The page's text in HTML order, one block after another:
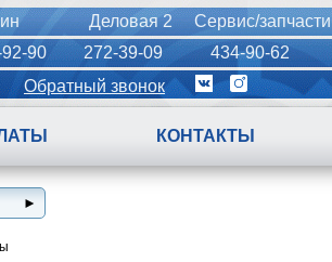
Деловая 2Сервис/запчасти
90
272-39-09 434-90-62
Обратный звонок
КОНТАКТЫ